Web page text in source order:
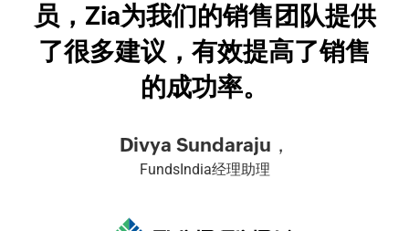
员，Zia为我们的销售团队提供
了很多建议，有效提高了销售
的成功率。
Divya Sundaraju，
FundsIndia经理助理